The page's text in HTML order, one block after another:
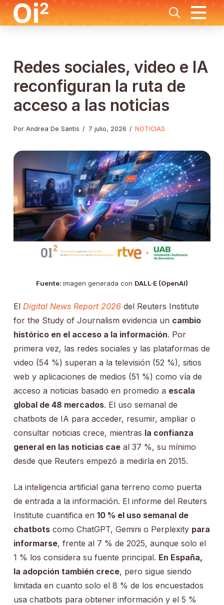
Redes sociales, video e IA
reconfiguran la ruta de
acceso a las noticias
Por Andrea De Santis / 7 julio, 2026 / NOTICIAS
Fuente: imagen generada con DALL·E (OpenAI)
El Digital News Report 2026del Reuters Institute
for the Study of Journalism evidencia un cambio
histórico en el acceso a la información. Por
primera vez, las redes sociales y las plataformas de
video (54 %) superan a la televisión (52 %), sitios
web y aplicaciones de medios (51 %) como vía de
acceso a noticias basado en promedio a escala
global de 48 mercados. El uso semanal de
chatbots de IA para acceder, resumir, ampliar o
consultar noticias crece, mientras la confianza
general en las noticias caeal 37 %, su mínimo
desde que Reuters empezó a medirla en 2015.
La inteligencia artificial gana terreno como puerta
de entrada a la información. El informe del Reuters
Institute cuantifica en 10 % el uso semanal de
chatbotscomo ChatGPT, Gemini o Perplexity para
informarse, frente al 7 % de 2025, aunque solo el
1 % los considera su fuente principal. En España,
la adopción también crece, pero sigue siendo
limitada en cuanto solo el 8 % de los encuestados
usa chatbots para obtener información y el 5 %